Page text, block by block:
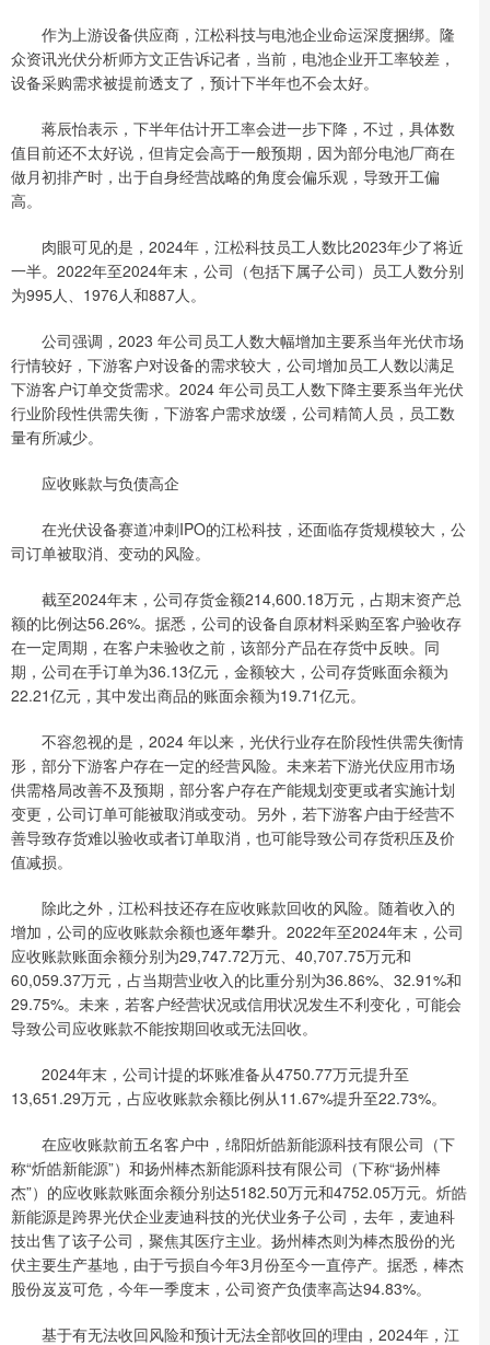
作为上游设备供应商，江松科技与电池企业命运深度捆绑。隆
众资讯光伏分析师方文正告诉记者，当前，电池企业开工率较差，
设备采购需求被提前透支了，预计下半年也不会太好。
蒋辰怡表示，下半年估计开工率会进一步下降，不过，具体数
值目前还不太好说，但肯定会高于一般预期，因为部分电池厂商在
做月初排产时，出于自身经营战略的角度会偏乐观，导致开工偏
高。
肉眼可见的是，2024年，江松科技员工人数比2023年少了将近
一半。2022年至2024年末，公司（包括下属子公司）员工人数分别
为995人、1976人和887人。
公司强调，2023 年公司员工人数大幅增加主要系当年光伏市场
行情较好，下游客户对设备的需求较大，公司增加员工人数以满足
下游客户订单交货需求。2024 年公司员工人数下降主要系当年光伏
行业阶段性供需失衡，下游客户需求放缓，公司精简人员，员工数
量有所减少。
应收账款与负债高企
在光伏设备赛道冲刺IPO的江松科技，还面临存货规模较大，公
司订单被取消、变动的风险。
截至2024年末，公司存货金额214,600.18万元，占期末资产总
额的比例达56.26%。据悉，公司的设备自原材料采购至客户验收存
在一定周期，在客户未验收之前，该部分产品在存货中反映。同
期，公司在手订单为36.13亿元，金额较大，公司存货账面余额为
22.21亿元，其中发出商品的账面余额为19.71亿元。
不容忽视的是，2024 年以来，光伏行业存在阶段性供需失衡情
形，部分下游客户存在一定的经营风险。未来若下游光伏应用市场
供需格局改善不及预期，部分客户存在产能规划变更或者实施计划
变更，公司订单可能被取消或变动。另外，若下游客户由于经营不
善导致存货难以验收或者订单取消，也可能导致公司存货积压及价
值减损。
除此之外，江松科技还存在应收账款回收的风险。随着收入的
增加，公司的应收账款余额也逐年攀升。2022年至2024年末，公司
应收账款账面余额分别为29,747.72万元、40,707.75万元和
60,059.37万元，占当期营业收入的比重分别为36.86%、32.91%和
29.75%。未来，若客户经营状况或信用状况发生不利变化，可能会
导致公司应收账款不能按期回收或无法回收。
2024年末，公司计提的坏账准备从4750.77万元提升至
13,651.29万元，占应收账款余额比例从11.67%提升至22.73%。
在应收账款前五名客户中，绵阳炘皓新能源科技有限公司（下
称“炘皓新能源”）和扬州棒杰新能源科技有限公司（下称“扬州棒
杰”）的应收账款账面余额分别达5182.50万元和4752.05万元。炘皓
新能源是跨界光伏企业麦迪科技的光伏业务子公司，去年，麦迪科
技出售了该子公司，聚焦其医疗主业。扬州棒杰则为棒杰股份的光
伏主要生产基地，由于亏损自今年3月份至今一直停产。据悉，棒杰
股份岌岌可危，今年一季度末，公司资产负债率高达94.83%。
基于有无法收回风险和预计无法全部收回的理由，2024年，江